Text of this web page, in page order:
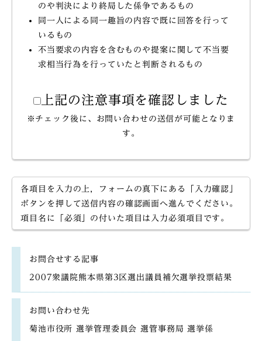
のや判決により終局した係争であるもの
同一人による同一趣旨の内容で既に回答を行って
いるもの
不当要求の内容を含むものや提案に関して不当要
求相当行為を行っていたと判断されるもの
上記の注意事項を確認しました
※チェック後に、お問い合わせの送信が可能となりま
す。
各項目を入力の上，フォームの真下にある「入力確認」
ボタンを押して送信内容の確認画面へ進んでください。
項目名に「必須」の付いた項目は入力必須項目です。
お問合せする記事
2007衆議院熊本県第3区選出議員補欠選挙投票結果
お問い合わせ先
菊池市役所 選挙管理委員会 選管事務局 選挙係